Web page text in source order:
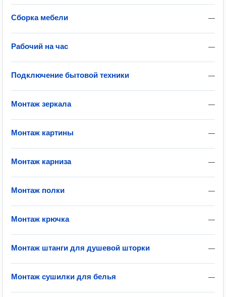
—
Сборка мебели
—
Рабочий на час
—
Подключение бытовой техники
—
Монтаж зеркала
—
Монтаж картины
—
Монтаж карниза
—
Монтаж полки
—
Монтаж крючка
—
Монтаж штанги для душевой шторки
—
Монтаж сушилки для белья